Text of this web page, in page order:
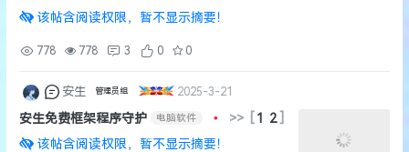
该帖含阅读权限，暂不显示摘要！
778 778 3 0 0
安生 管理员组 2025-3-21
安生免费框架程序守护 电脑软件 • >> 1 2
该帖含阅读权限，暂不显示摘要！